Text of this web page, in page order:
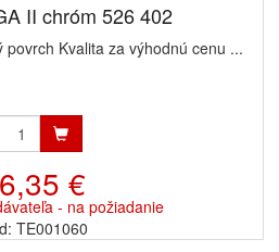
II chróm 526 402
povrch Kvalita za výhodnú cenu ...
€
- na požiadanie
TE001060